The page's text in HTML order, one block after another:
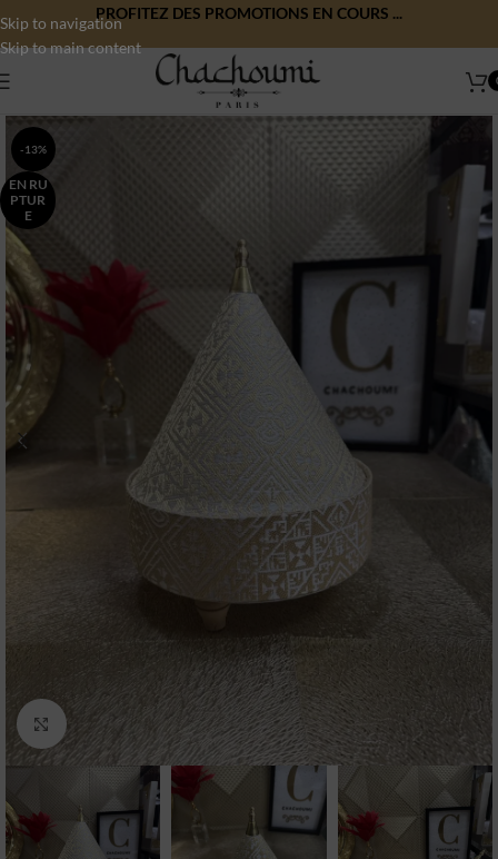
Skip to navigation
Skip to main content
PROFITEZ DES PROMOTIONS EN COURS ...
-13%
EN RU
PTUR
E
Click to enlarge